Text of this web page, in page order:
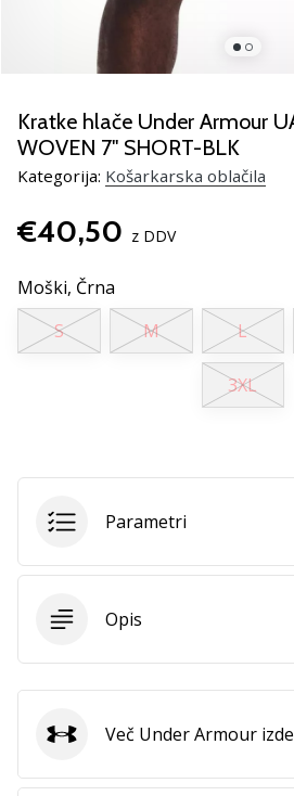
kot
brend
ambasador/ka.
vse
članke
Kratke hlače Under Armour
WOVEN 7'' SHORT-BLK
Kategorija: Košarkarska oblačila
€40,50 z DDV
Moški, Črna
S
M L
3XL
Parametri
Opis
Under Armour
Več Under Armour